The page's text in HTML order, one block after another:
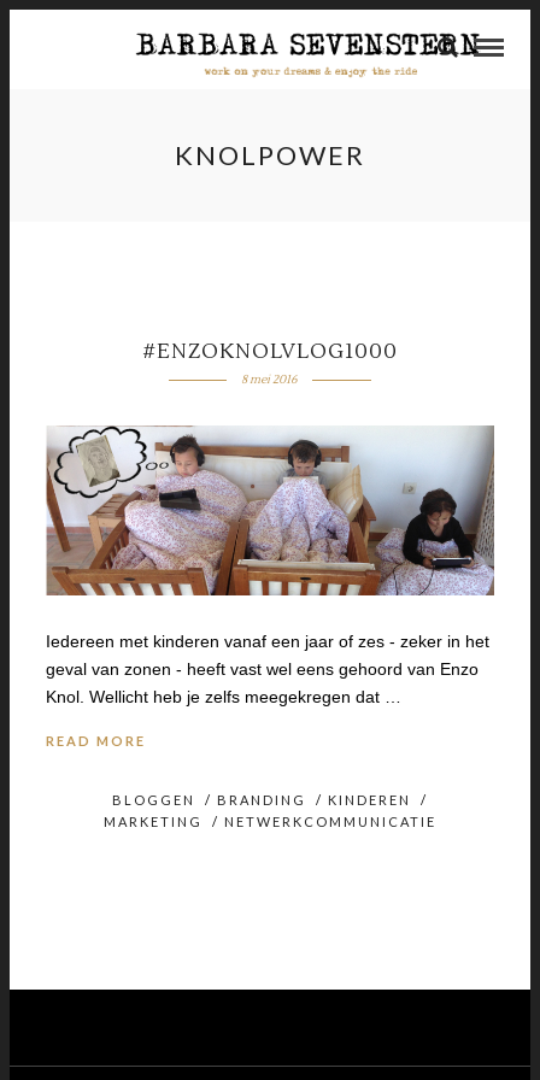
KNOLPOWER
#ENZOKNOLVLOG1000
8 mei 2016
Iedereen met kinderen vanaf een jaar of zes - zeker in het
geval van zonen - heeft vast wel eens gehoord van Enzo
Knol. Wellicht heb je zelfs meegekregen dat …
READ MORE
BLOGGEN / BRANDING / KINDEREN
/
MARKETING
/ NETWERKCOMMUNICATIE